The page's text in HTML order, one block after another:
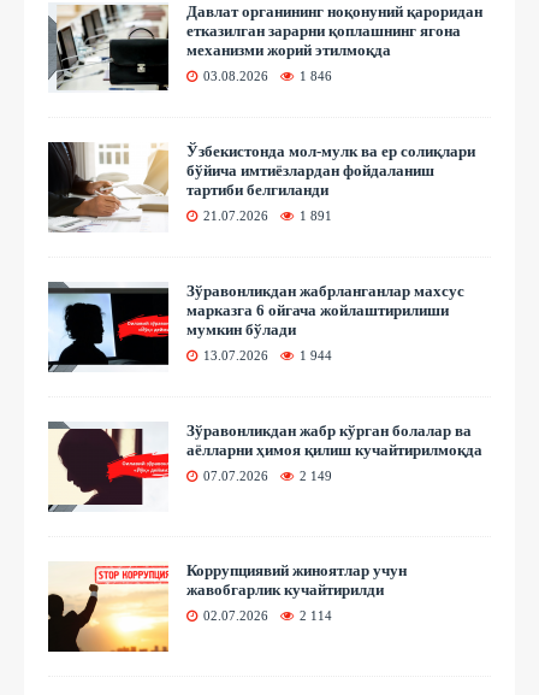
Давлат органининг ноқонуний қароридан
етказилган зарарни қоплашнинг ягона
механизми жорий этилмоқда
03.08.2026 1 846
Ўзбекистонда мол-мулк ва ер солиқлари
бўйича имтиёзлардан фойдаланиш
тартиби белгиланди
21.07.2026 1 891
Зўравонликдан жабрланганлар махсус
марказга 6 ойгача жойлаштирилиши
мумкин бўлади
13.07.2026 1 944
Зўравонликдан жабр кўрган болалар ва
аёлларни ҳимоя қилиш кучайтирилмоқда
07.07.2026 2 149
Коррупциявий жиноятлар учун
жавобгарлик кучайтирилди
02.07.2026 2 114